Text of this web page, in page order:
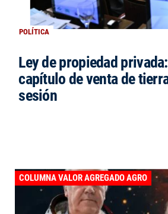
POLÍTICA
Ley de propiedad
capítulo de venta de
sesión
COLUMNA VALOR AGREGADO AGRO